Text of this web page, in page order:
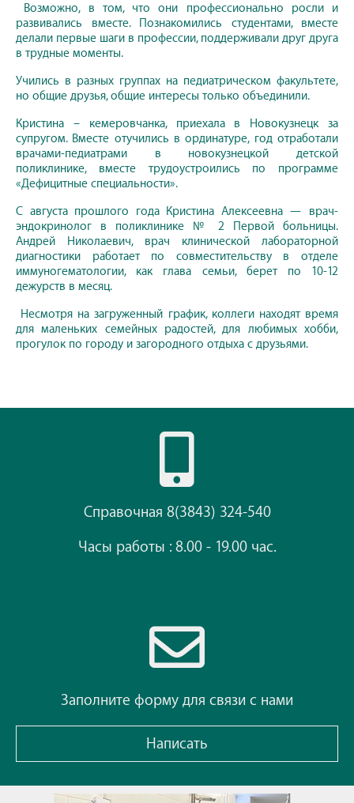
Возможно, в том, что они профессионально росли и
развивались вместе. Познакомились студентами, вместе
делали первые шаги в профессии, поддерживали друг друга
в трудные моменты.
Учились в разных группах на педиатрическом факультете,
но общие друзья, общие интересы только объединили.
Кристина – кемеровчанка, приехала в Новокузнецк за
супругом. Вместе отучились в ординатуре, год отработали
врачами-педиатрами в новокузнецкой детской
поликлинике, вместе трудоустроились по программе
«Дефицитные специальности».
С августа прошлого года Кристина Алексеевна — врач-
эндокринолог в поликлинике № 2 Первой больницы.
Андрей Николаевич, врач клинической лабораторной
диагностики работает по совместительству в отделе
иммуногематологии, как глава семьи, берет по 10-12
дежурств в месяц.
Несмотря на загруженный график, коллеги находят время
для маленьких семейных радостей, для любимых хобби,
прогулок по городу и загородного отдыха с друзьями.
Справочная 8(3843) 324-540
Часы работы : 8.00 - 19.00 час.
Заполните форму для связи с нами
Написать